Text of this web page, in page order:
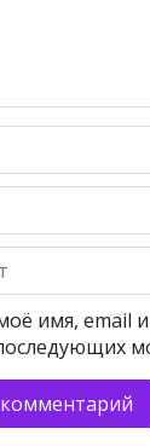
имя, email